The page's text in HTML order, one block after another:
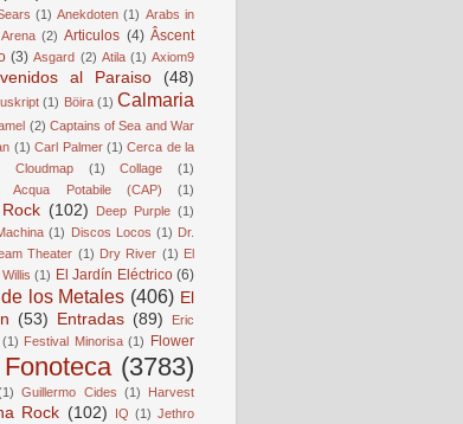
(1) Anekdoten (1) Arabs in
Arena (2) Articulos (4) Âscent
(3) Asgard (2) Atila (1) Axiom9
al Paraiso (48)
(1) Böira (1) Calmaria
(2) Captains of Sea and War
(1) Carl Palmer (1) Cerca de la
Cloudmap (1) Collage
(1)
Acqua Potabile (CAP)
(1)
(102) Deep Purple (1)
(1) Discos Locos (1) Dr.
Theater (1) Dry River (1) El
(1) El Jardín Eléctrico (6)
los Metales (406) El
(53) Entradas (89)
Eric
(1) Festival Minorisa (1) Flower
Fonoteca (3783)
Guillermo Cides (1)
Harvest
Rock (102) IQ (1) Jethro